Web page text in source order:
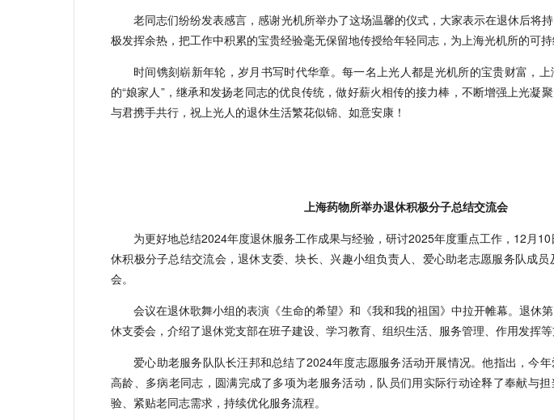
老同志们纷纷发表感言，感谢光机所举办了这场温馨的仪式，大家表示在退休后将
极发挥余热，把工作中积累的宝贵经验毫无保留地传授给年轻同志，为上海光机所的可持
时间镌刻崭新年轮，岁月书写时代华章。每一名上光人都是光机所的宝贵财富，
的“娘家人”，继承和发扬老同志的优良传统，做好薪火相传的接力棒，不断增强上光凝
与君携手共行，祝上光人的退休生活繁花似锦、如意安康！
上海药物所举办退休积极分子总结交流会
为更好地总结2024年度退休服务工作成果与经验，研讨2025年度重点工作，12月
休积极分子总结交流会，退休支委、块长、兴趣小组负责人、爱心助老志愿服务队成
会。
会议在退休歌舞小组的表演《生命的希望》和《我和我的祖国》中拉开帷幕。退休
休支委会，介绍了退休党支部在班子建设、学习教育、组织生活、服务管理、作用发挥等
爱心助老服务队队长汪邦和总结了2024年度志愿服务活动开展情况。他指出，今
高龄、多病老同志，圆满完成了多项为老服务活动，队员们用实际行动诠释了奉献与
验、紧贴老同志需求，持续优化服务流程。